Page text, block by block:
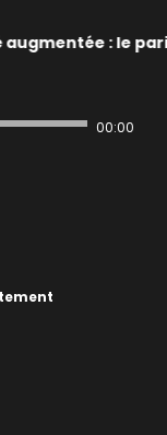
: le
00:00